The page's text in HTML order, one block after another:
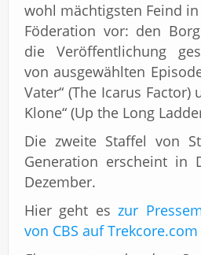
wohl mächtigsten Feind
Föderation vor: den
die Veröffentlichung
von ausgewählten
Vater“ (The Icarus Factor)
Klone“ (Up the Long
Die zweite Staffel von
Generation erscheint in
Dezember.
Hier geht eszur
von CBS auf Trekcore.com